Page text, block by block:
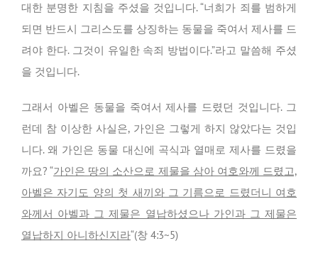
대한 분명한 지침을 주셨을 것입니다. “너희가 죄를 범하게
되면 반드시 그리스도를 상징하는 동물을 죽여서 제사를 드
려야 한다. 그것이 유일한 속죄 방법이다.”라고 말씀해 주셨
을 것입니다.
그래서 아벨은 동물을 죽여서 제사를 드렸던 것입니다. 그
런데 참 이상한 사실은, 가인은 그렇게 하지 않았다는 것입
니다. 왜 가인은 동물 대신에 곡식과 열매로 제사를 드렸을
까요? “가인은 땅의 소산으로 제물을 삼아 여호와께 드렸고,
아벨은 자기도 양의 첫 새끼와 그 기름으로 드렸더니 여호
와께서 아벨과 그 제물은 열납하셨으나 가인과 그 제물은
열납하지 아니하신지라“(창 4:3~5)